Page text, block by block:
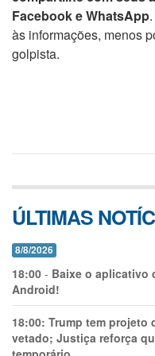
Facebook e WhatsApp
às informações, menos
golpista.
ÚLTIMAS
8/8/2026
18:00 - Baixe o aplicativo
Android!
18:00: Trump tem projeto
vetado; Justiça reforça